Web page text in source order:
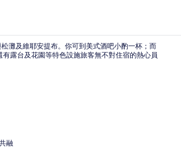
灘及維耶安提布。你可到美式酒吧小酌一杯；而
露台及花園等特色設施旅客無不對住宿的熱心員
融